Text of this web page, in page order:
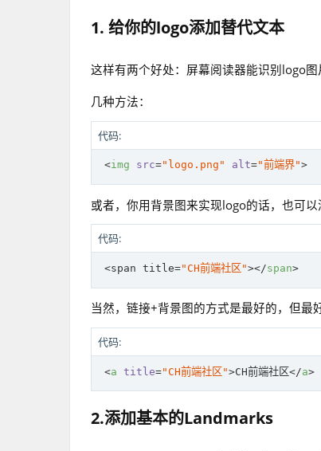
1. 给你的logo添加替代文本
这样有两个好处：屏幕阅读器能识别logo
几种方法：
代码:
<img src="logo.png" alt="前端界">
或者，你用背景图来实现logo的话，也可以
代码:
<span title="CH前端社区"></span>
当然，链接+背景图的方式是最好的，但最
代码:
<a title="CH前端社区">CH前端社区</a>
2.添加基本的Landmarks